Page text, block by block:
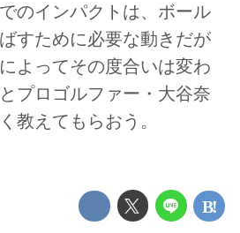
のインパクトは、ボール
すために必要な動きだが
よってその度合いは変わ
プロゴルファー・大谷奈
教えてもらおう。